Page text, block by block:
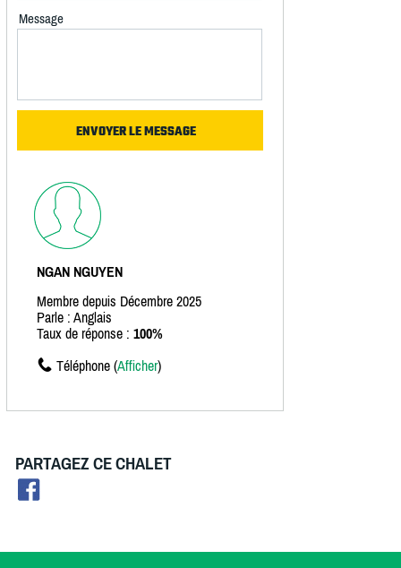
Message
NGAN NGUYEN
Membre depuis Décembre 2025
Parle : Anglais
Taux de réponse : 100%
Téléphone (Afficher)
PARTAGEZ CE CHALET